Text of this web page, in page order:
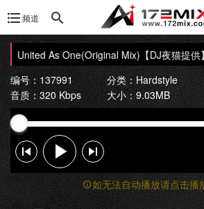
频道
- United As One(Original Mix)【DJ夜猫提供
编号：137991
分类：Hardstyle
音质：320 Kbps
大小：9.03MB
如无法自动播放请点击播